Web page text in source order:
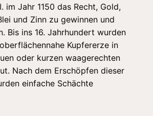
im Jahr 1150 das Recht, Gold,
und Zinn zu gewinnen und
Bis ins 16. Jahrhundert wurden
Kupfererze in
oder kurzen waagerechten
Nach dem Erschöpfen dieser
einfache Schächte